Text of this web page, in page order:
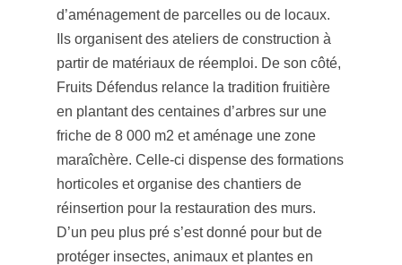
d’aménagement de parcelles ou de locaux.
Ils organisent des ateliers de construction à
partir de matériaux de réemploi. De son côté,
Fruits Défendus relance la tradition fruitière
en plantant des centaines d’arbres sur une
friche de 8 000 m2 et aménage une zone
maraîchère. Celle-ci dispense des formations
horticoles et organise des chantiers de
réinsertion pour la restauration des murs.
D’un peu plus pré s’est donné pour but de
protéger insectes, animaux et plantes en